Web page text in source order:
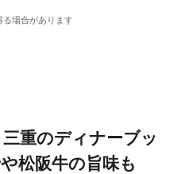
場合があります
重のディナーブッ
松阪牛の旨味も